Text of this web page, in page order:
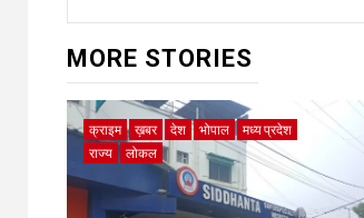
MORE STORIES
क्राइम ख़बर देश भोपाल
मध्य प्रदेश
राज्य
लोकल